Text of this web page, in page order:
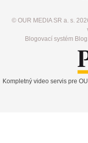
© OUR MEDIA SR a. s.
Blogovací systém
Kompletný video servis pre